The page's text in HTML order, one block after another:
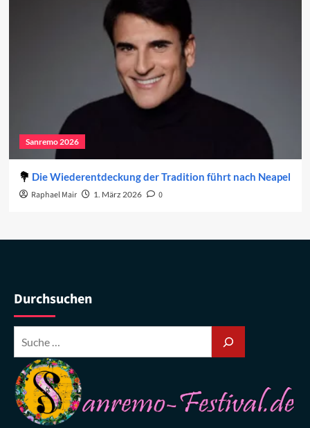
Sanremo 2026
Die Wiederentdeckung der Tradition führt nach Neapel
Raphael Mair 1. März 2026 0
Durchsuchen